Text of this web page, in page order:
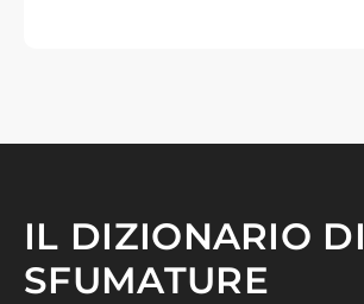
IL DIZIONARIO DI
SFUMATURE